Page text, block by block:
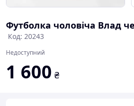
Футболка чоловіча Влад
Код: 20243
Недоступний
1 600 ₴